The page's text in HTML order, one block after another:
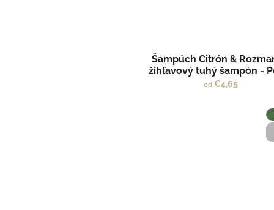
Šampúch Citrón &
žihľavový tuhý šampón -
od €4,65